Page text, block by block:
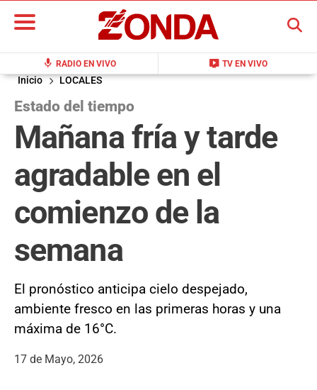
mic RADIO EN VIVO live_tv TV EN VIVO
BUSCAR
Inicio LOCALES
Estado del tiempo
Mañana fría y tarde
agradable en el
comienzo de la
semana
El pronóstico anticipa cielo despejado,
ambiente fresco en las primeras horas y una
máxima de 16°C.
17 de Mayo, 2026